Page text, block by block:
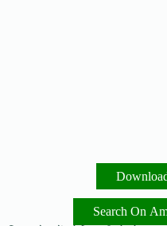
Search On